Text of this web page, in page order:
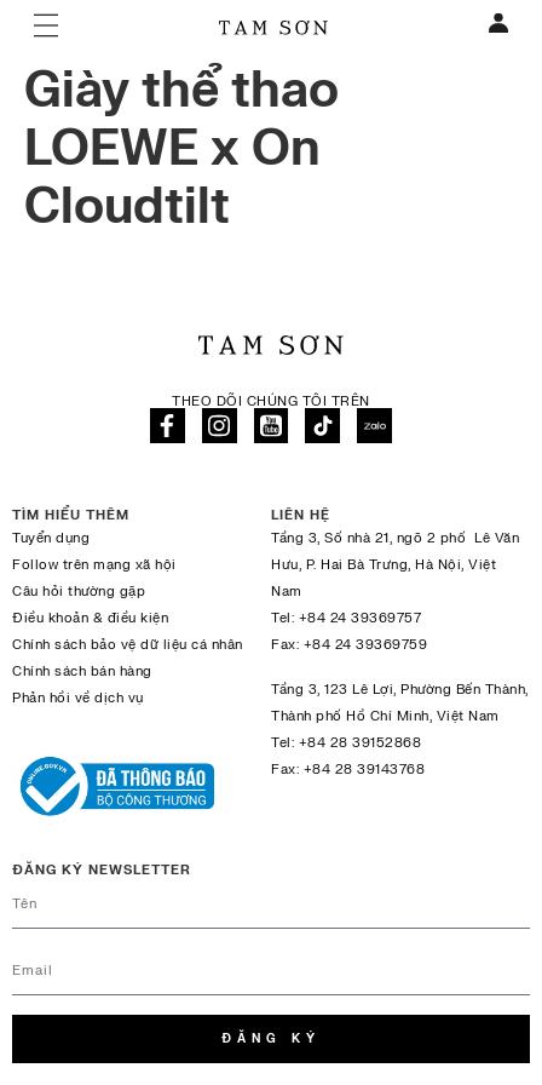
Giày thể thao
LOEWE x On
Cloudtilt
THEO DÕI CHÚNG TÔI TRÊN
TÌM HIỂU THÊM
Tuyển dụng
Follow trên mạng xã hội
Câu hỏi thường gặp
Điều khoản & điều kiện
Chính sách bảo vệ dữ liệu cá nhân
Chính sách bán hàng
Phản hồi về dịch vụ
LIÊN HỆ
Tầng 3, Số nhà 21, ngõ 2 phố Lê Văn
Hưu, P. Hai Bà Trưng, Hà Nội, Việt
Nam
Tel: +84 24 39369757
Fax: +84 24 39369759
Tầng 3, 123 Lê Lợi, Phường Bến Thành,
Thành phố Hồ Chí Minh, Việt Nam
Tel: +84 28 39152868
Fax: +84 28 39143768
ĐĂNG KÝ NEWSLETTER
ĐĂNG KÝ